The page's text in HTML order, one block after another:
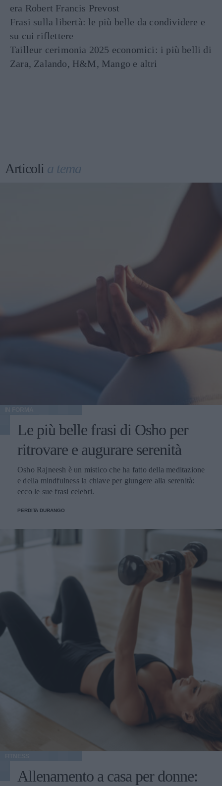
era Robert Francis Prevost
Frasi sulla libertà: le più belle da condividere e
su cui riflettere
Tailleur cerimonia 2025 economici: i più belli di
Zara, Zalando, H&M, Mango e altri
Articoli a tema
Le più belle frasi di Osho per
ritrovare e augurare serenità
Osho Rajneesh è un mistico che ha fatto della meditazione
e della mindfulness la chiave per giungere alla serenità:
ecco le sue frasi celebri.
PERDITA DURANGO
Allenamento a casa per donne: